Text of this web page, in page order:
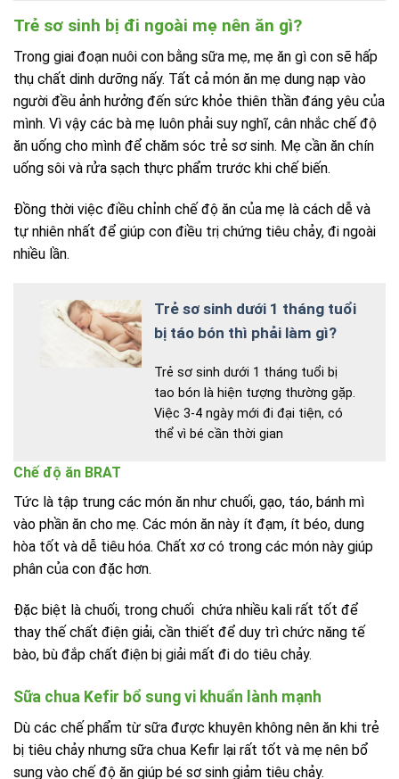
Trẻ sơ sinh bị đi ngoài mẹ nên ăn gì?
Trong giai đoạn nuôi con bằng sữa mẹ, mẹ ăn gì con sẽ hấp
thụ chất dinh dưỡng nấy. Tất cả món ăn mẹ dung nạp vào
người đều ảnh hưởng đến sức khỏe thiên thần đáng yêu của
mình. Vì vậy các bà mẹ luôn phải suy nghĩ, cân nhắc chế độ
ăn uống cho mình để chăm sóc trẻ sơ sinh. Mẹ cần ăn chín
uống sôi và rửa sạch thực phẩm trước khi chế biến.
Đồng thời việc điều chỉnh chế độ ăn của mẹ là cách dễ và
tự nhiên nhất để giúp con điều trị chứng tiêu chảy, đi ngoài
nhiều lần.
Trẻ sơ sinh dưới 1 tháng tuổi
bị táo bón thì phải làm gì?
Trẻ sơ sinh dưới 1 tháng tuổi bị
tao bón là hiện tượng thường gặp.
Việc 3-4 ngày mới đi đại tiện, có
thể vì bé cần thời gian
Chế độ ăn BRAT
Tức là tập trung các món ăn như chuối, gạo, táo, bánh mì
vào phần ăn cho mẹ. Các món ăn này ít đạm, ít béo, dung
hòa tốt và dễ tiêu hóa. Chất xơ có trong các món này giúp
phân của con đặc hơn.
Đặc biệt là chuối, trong chuối chứa nhiều kali rất tốt để
thay thế chất điện giải, cần thiết để duy trì chức năng tế
bào, bù đắp chất điện bị giải mất đi do tiêu chảy.
Sữa chua Kefir bổ sung vi khuẩn lành mạnh
Dù các chế phẩm từ sữa được khuyên không nên ăn khi trẻ
bị tiêu chảy nhưng sữa chua Kefir lại rất tốt và mẹ nên bổ
sung vào chế độ ăn giúp bé sơ sinh giảm tiêu chảy.